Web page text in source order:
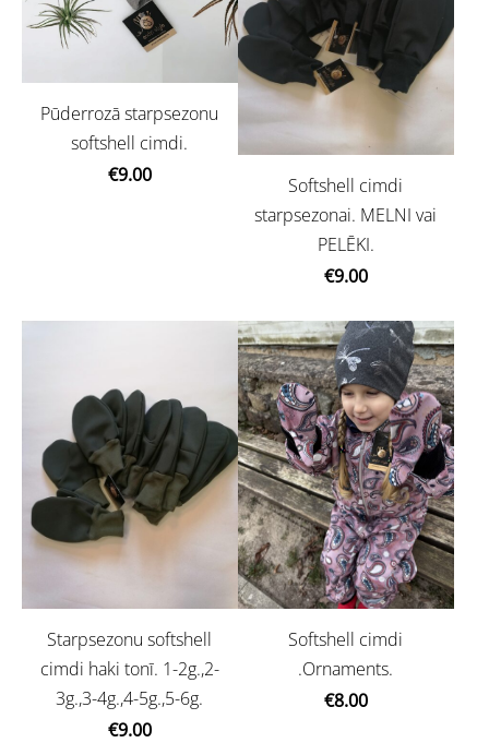
Pūderrozā starpsezonu
softshell cimdi.
€9.00
Softshell cimdi
starpsezonai. MELNI vai
PELĒKI.
€9.00
Starpsezonu softshell
cimdi haki tonī. 1-2g.,2-
3g.,3-4g.,4-5g.,5-6g.
€9.00
Softshell cimdi
.Ornaments.
€8.00